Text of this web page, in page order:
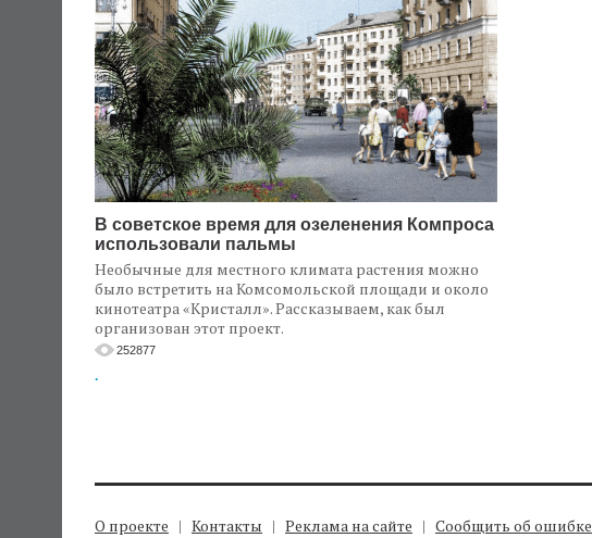
В советское время для озеленения Компроса
использовали пальмы
Необычные для местного климата растения можно
было встретить на Комсомольской площади и около
кинотеатра «Кристалл». Рассказываем, как был
организован этот проект.
252877
.
О проекте Контакты Реклама на сайте Сообщить об ошибке